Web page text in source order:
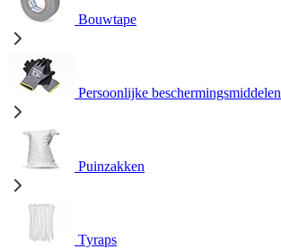
Bouwtape
Persoonlijke beschermingsmiddelen
Puinzakken
Tyraps